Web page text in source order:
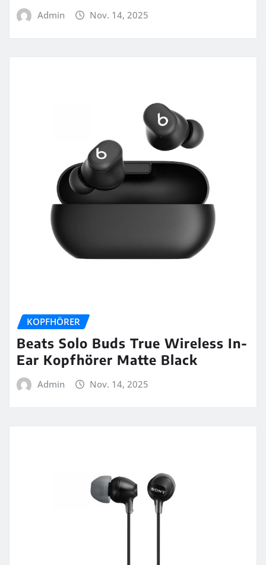
Admin Nov. 14, 2025
KOPFHÖRER
Beats Solo Buds True Wireless In-
Ear Kopfhörer Matte Black
Admin Nov. 14, 2025